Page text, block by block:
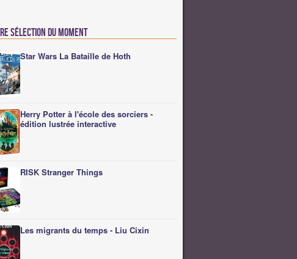
sélection du moment
Star Wars La Bataille de Hoth
Herry Potter à l'école des sorciers -
édition lustrée interactive
RISK Stranger Things
Les migrants du temps - Liu Cixin